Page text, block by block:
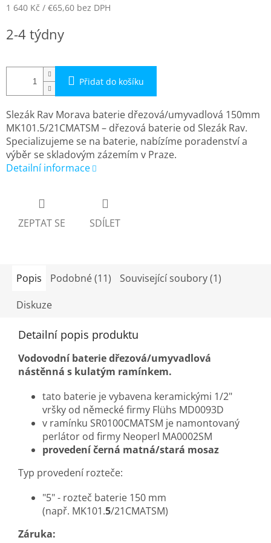
1 640 Kč / €65,60 bez DPH
cena:
2-4 týdny
Přidat do košíku
Slezák Rav Morava baterie dřezová/umyvadlová 150mm
MK101.5/21CMATSM – dřezová baterie od Slezák Rav.
Specializujeme se na baterie, nabízíme poradenství a
výběr se skladovým zázemím v Praze.
Detailní informace
ZEPTAT SE SDÍLET
Popis Podobné (11)
Související soubory (1)
Diskuze
Detailní popis produktu
Vodovodní baterie dřezová/umyvadlová
nástěnná s kulatým ramínkem.
tato baterie je vybavena keramickými 1/2"
vršky od německé firmy Flühs MD0093D
v ramínku SR0100CMATSM je namontovaný
perlátor od firmy Neoperl MA0002SM
provedení černá matná/stará mosaz
Typ provedení rozteče:
"5" - rozteč baterie 150 mm
(např. MK101.5/21CMATSM)
Záruka: